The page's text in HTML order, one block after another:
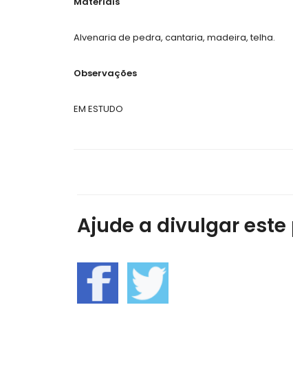
Alvenaria de pedra, cantaria, madeira, telha.
Observações
EM ESTUDO
Ajude a divulgar